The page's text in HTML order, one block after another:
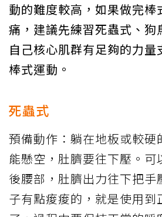
動的難度較高，如果做完棒
痛，建議先練習死蟲式、狗
自己核心肌群有足夠的力量
棒式運動。
死蟲式
預備動作：躺在地板或較硬
能懸空，肚臍要往下壓。可
後腰部，肚臍出力往下把手
子有點痠痠的，就是使用到